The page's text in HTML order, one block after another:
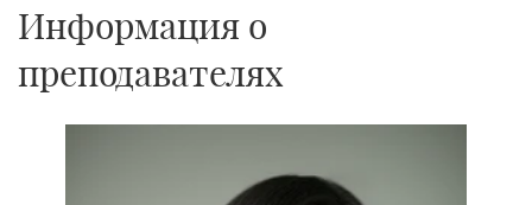
Информация о
преподавателях